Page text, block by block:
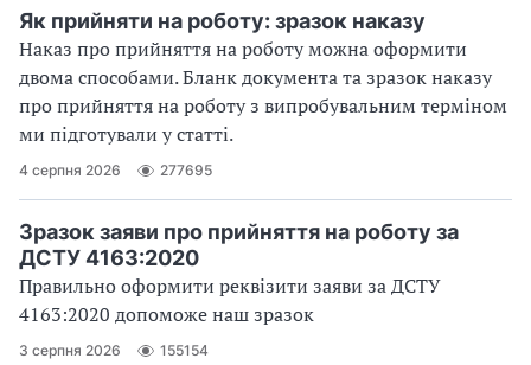
Як прийняти на роботу: зразок наказу
Наказ про прийняття на роботу можна оформити
двома способами. Бланк документа та зразок наказу
про прийняття на роботу з випробувальним терміном
ми підготували у статті.
4 серпня 2026 277695
Зразок заяви про прийняття на роботу за
ДСТУ 4163:2020
Правильно оформити реквізити заяви за ДСТУ
4163:2020 допоможе наш зразок
3 серпня 2026 155154